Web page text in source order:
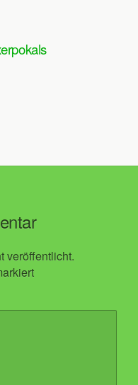
veröffentlicht.